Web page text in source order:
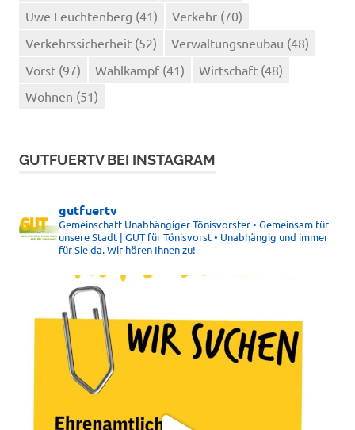
Uwe Leuchtenberg (41) Verkehr (70)
Verkehrssicherheit (52) Verwaltungsneubau (48)
Vorst (97) Wahlkampf (41) Wirtschaft (48)
Wohnen (51)
GUTFUERTV BEI INSTAGRAM
gutfuertv
Gemeinschaft Unabhängiger Tönisvorster • Gemeinsam für
unsere Stadt | GUT für Tönisvorst • Unabhängig und immer
für Sie da. Wir hören Ihnen zu!